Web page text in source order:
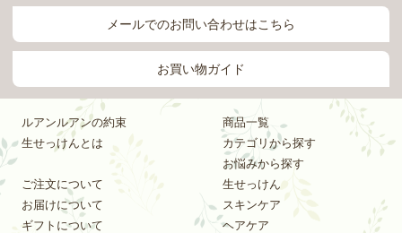
メールでのお問い合わせはこちら
お買い物ガイド
ルアンルアンの約束
生せっけんとは
ご注文について
お届けについて
ギフトについて
商品一覧
カテゴリから探す
お悩みから探す
生せっけん
スキンケア
ヘアケア